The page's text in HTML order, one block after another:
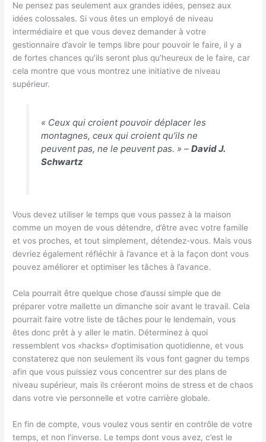
Ne pensez pas seulement aux grandes idées, pensez aux
idées colossales. Si vous êtes un employé de niveau
intermédiaire et que vous devez demander à votre
gestionnaire d’avoir le temps libre pour pouvoir le faire, il y a
de fortes chances qu’ils seront plus qu’heureux de le faire, car
cela montre que vous montrez une initiative de niveau
supérieur.
« Ceux qui croient pouvoir déplacer les
montagnes, ceux qui croient qu’ils ne
peuvent pas, ne le peuvent pas. » – David J.
Schwartz
Vous devez utiliser le temps que vous passez à la maison
comme un moyen de vous détendre, d’être avec votre famille
et vos proches, et tout simplement, détendez-vous. Mais vous
devriez également réfléchir à l’avance et à la façon dont vous
pouvez améliorer et optimiser les tâches à l’avance.
Cela pourrait être quelque chose d’aussi simple que de
préparer votre mallette un dimanche soir avant le travail. Cela
pourrait faire votre liste de tâches pour le lendemain, vous
êtes donc prêt à y aller le matin. Déterminez à quoi
ressemblent vos «hacks» d’optimisation quotidienne, et vous
constaterez que non seulement ils vous font gagner du temps
afin que vous puissiez vous concentrer sur des plans de
niveau supérieur, mais ils créeront moins de stress et de chaos
dans votre vie personnelle et votre carrière globale.
En fin de compte, vous voulez vous sentir en contrôle de votre
temps, et non l’inverse. Le temps dont vous avez, c’est le